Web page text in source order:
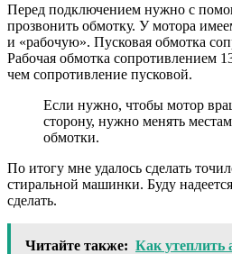
Перед подключением нужно с
прозвонить обмотку. У мотора
и «рабочую». Пусковая обмотка
Рабочая обмотка сопротивлением
чем сопротивление пусковой.
Если нужно, чтобы мотор
сторону, нужно менять
обмотки.
По итогу мне удалось сделать
стиральной машинки. Буду
сделать.
Читайте также: Как утеплить